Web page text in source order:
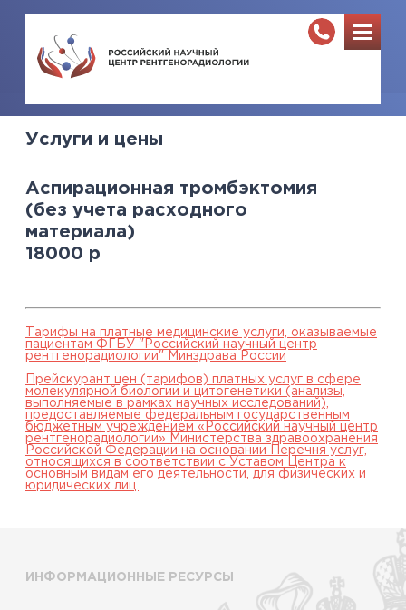
Услуги и цены
Аспирационная тромбэктомия
(без учета расходного
материала)
18000 р
Тарифы на платные медицинские услуги, оказываемые
пациентам ФГБУ "Российский научный центр
рентгенорадиологии" Минздрава России
Прейскурант цен (тарифов) платных услуг в сфере
молекулярной биологии и цитогенетики (анализы,
выполняемые в рамках научных исследований),
предоставляемые федеральным государственным
бюджетным учреждением «Российский научный центр
рентгенорадиологии» Министерства здравоохранения
Российской Федерации на основании Перечня услуг,
относящихся в соответствии с Уставом Центра к
основным видам его деятельности, для физических и
юридических лиц.
ИНФОРМАЦИОННЫЕ РЕСУРСЫ